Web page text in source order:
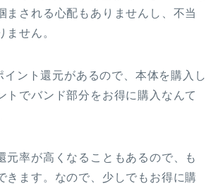
まされる心配もありませんし、不当
ません。
ント還元があるので、本体を購入し
トでバンド部分をお得に購入なんて
元率が高くなることもあるので、も
きます。なので、少しでもお得に購